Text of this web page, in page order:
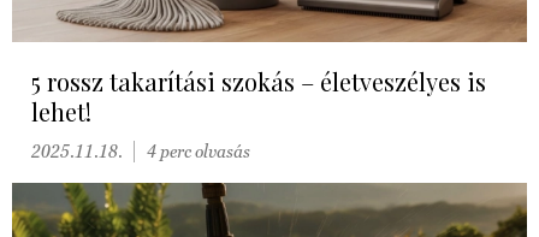
5 rossz takarítási szokás – életveszélyes is
lehet!
2025.11.18. 4 perc olvasás